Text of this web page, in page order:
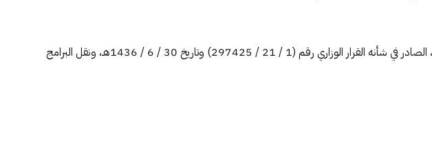
قيام وزارة البيئة والمياه والزراعة -بالتنسيق مع الجهات المختصة- باتخاذ ما يلزم لإلغاء مركز النخيل والتمور التابع لها، الصادر في شأنه القرار الوزاري رقم (1 / 21 / 297425) وتاريخ 30 / 6 / 1436هـ، ونقل البرامج